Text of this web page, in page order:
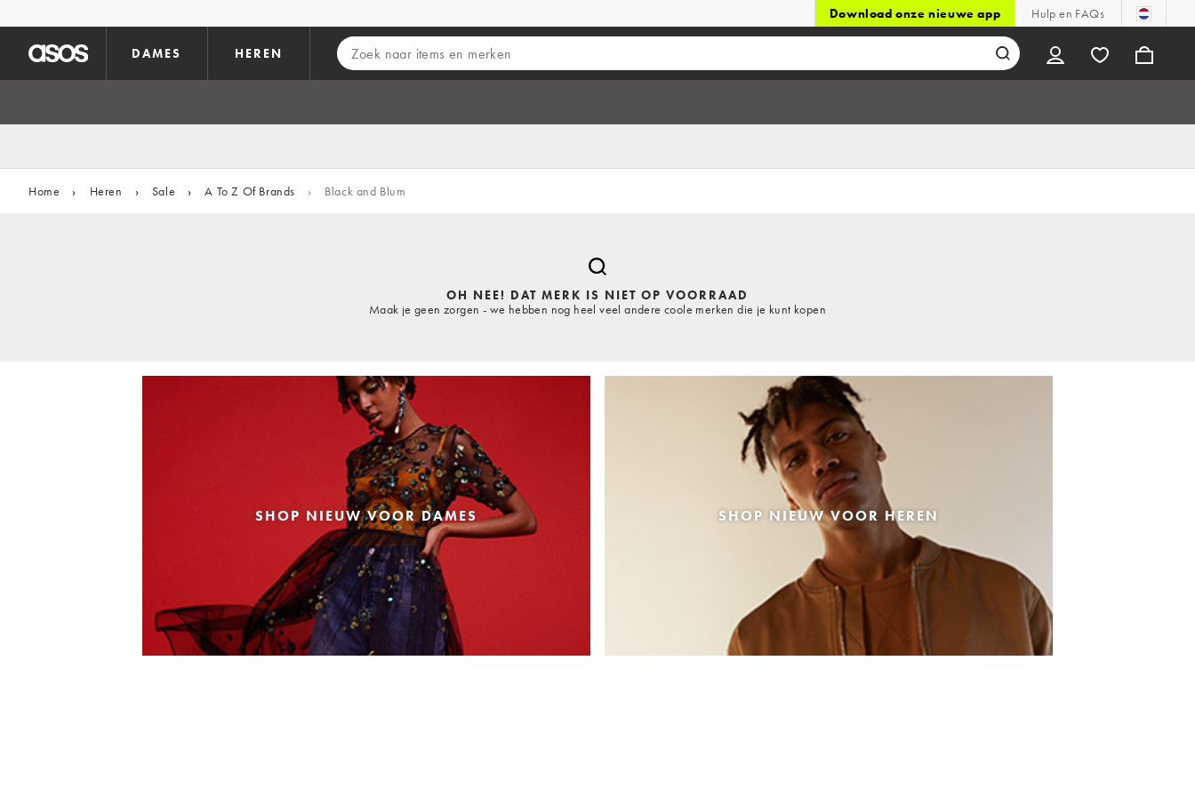
Download onze nieuwe app Hulp en FAQs
DAMES HEREN
Home › Heren › Sale › A To Z Of Brands › Black and Blum
OH NEE! DAT MERK IS NIET OP VOORRAAD
Maak je geen zorgen - we hebben nog heel veel andere coole merken die je kunt kopen
SHOP NIEUW VOOR DAMES SHOP NIEUW VOOR HEREN